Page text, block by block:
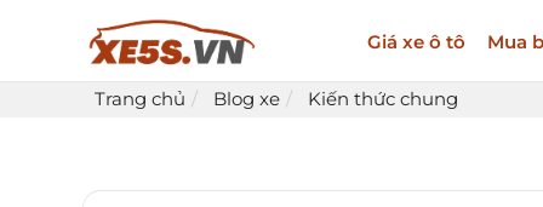
Giá xe ô tô Mua
Trang chủ Blog xe Kiến thức chung